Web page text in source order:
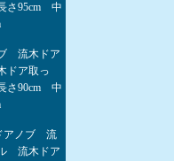
さ95cm 中
流木ドア
ドア取っ
さ90cm 中
アノブ 流
流木ドア